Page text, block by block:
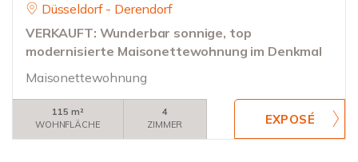
Düsseldorf - Derendorf
VERKAUFT: Wunderbar sonnige, top
modernisierte Maisonettewohnung im Denkmal
Maisonettewohnung
115 m²
WOHNFLÄCHE
4
ZIMMER